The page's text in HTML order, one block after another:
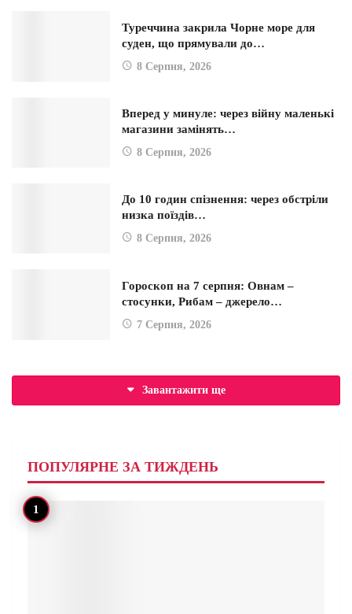
Туреччина закрила Чорне море для
суден, що прямували до…
8 Серпня, 2026
Вперед у минуле: через війну маленькі
магазини замінять…
8 Серпня, 2026
До 10 годин спізнення: через обстріли
низка поїздів…
8 Серпня, 2026
Гороскоп на 7 серпня: Овнам –
стосунки, Рибам – джерело…
7 Серпня, 2026
Завантажити ще
ПОПУЛЯРНЕ ЗА ТИЖДЕНЬ